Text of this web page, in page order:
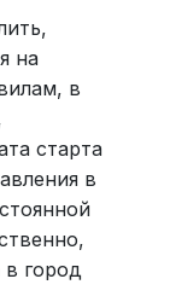
на
в
старта
в
в город